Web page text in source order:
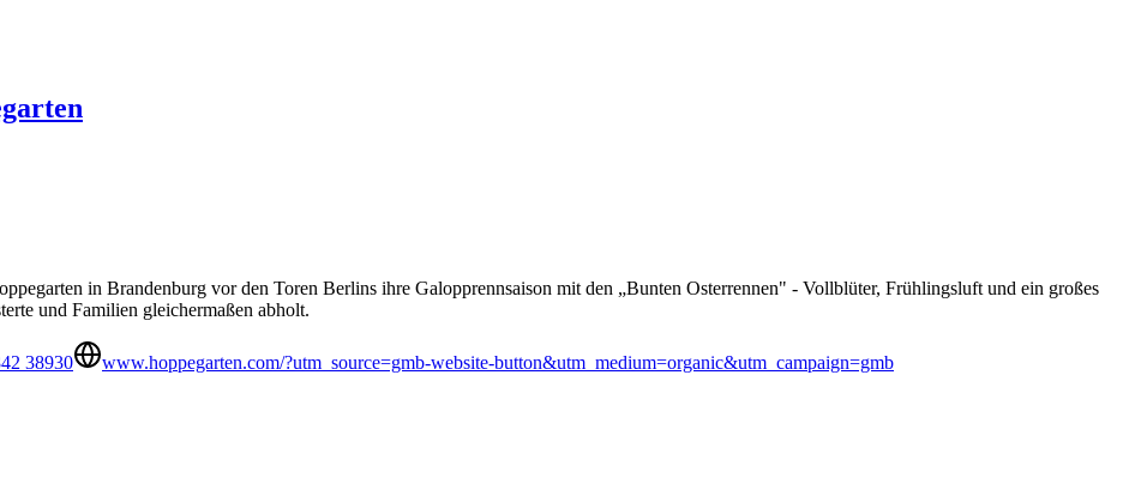
in Brandenburg vor den Toren Berlins ihre Galopprennsaison mit den „Bunten Osterrennen" - Vollblüter, Frühlingsluft und ein großes
und Familien gleichermaßen abholt.
38930
www.hoppegarten.com/?utm_source=gmb-website-button&utm_medium=organic&utm_campaign=gmb